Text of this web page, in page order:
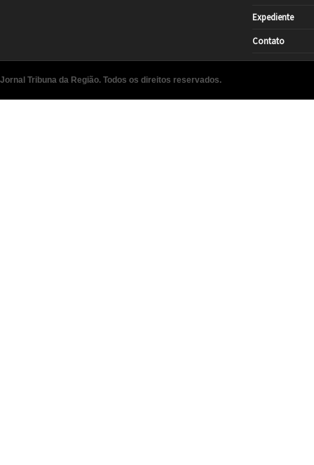
Expediente
Contato
Jornal Tribuna da Região. Todos os direitos reservados.